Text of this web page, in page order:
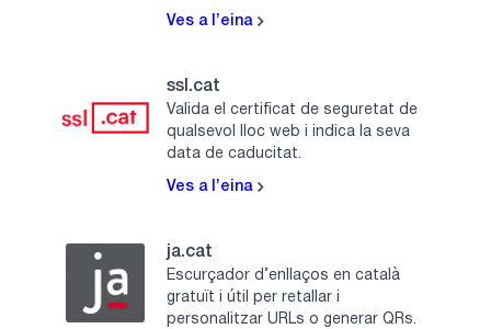
Ves a l’eina
ssl.cat
Valida el certificat de seguretat de
qualsevol lloc web i indica la seva
data de caducitat.
Ves a l’eina
ja.cat
Escurçador d’enllaços en català
gratuït i útil per retallar i
personalitzar URLs o generar QRs.